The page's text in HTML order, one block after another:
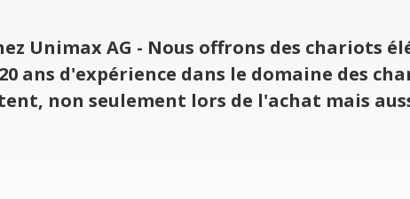
Uni­max AG - Nous offrons des cha­riots
ans d'ex­pé­rience dans le domaine des
non seule­ment lors de l'achat mais